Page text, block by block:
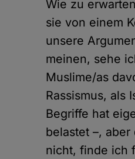
Wie zu
sie von einem
unsere
meinen, sehe
Muslime/as
Rassismus, als
Begriffe hat
belastet –,
nicht, finde ich